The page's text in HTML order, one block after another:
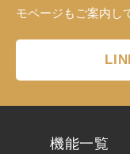
モページもご案内し
機能一覧